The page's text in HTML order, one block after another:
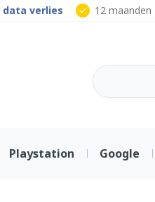
data verlies 12 maanden
Playstation Google